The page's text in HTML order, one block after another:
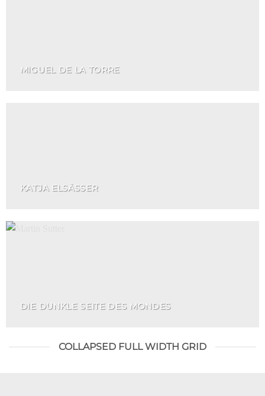
MIGUEL DE LA TORRE
KATJA ELSÄSSER
DIE DUNKLE SEITE DES MONDES
COLLAPSED FULL WIDTH GRID